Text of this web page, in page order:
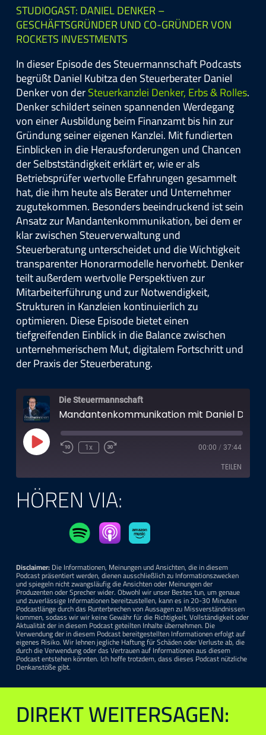
STUDIOGAST: DANIEL DENKER –
GESCHÄFTSGRÜNDER UND CO-GRÜNDER VON
ROCKETS INVESTMENTS
In dieser Episode des Steuermannschaft Podcasts
begrüßt Daniel Kubitza den Steuerberater Daniel
Denker von derSteuerkanzlei Denker, Erbs & Rolles.
Denker schildert seinen spannenden Werdegang
von einer Ausbildung beim Finanzamt bis hin zur
Gründung seiner eigenen Kanzlei. Mit fundierten
Einblicken in die Herausforderungen und Chancen
der Selbstständigkeit erklärt er, wie er als
Betriebsprüfer wertvolle Erfahrungen gesammelt
hat, die ihm heute als Berater und Unternehmer
zugutekommen. Besonders beeindruckend ist sein
Ansatz zur Mandantenkommunikation, bei dem er
klar zwischen Steuerverwaltung und
Steuerberatung unterscheidet und die Wichtigkeit
transparenter Honorarmodelle hervorhebt. Denker
teilt außerdem wertvolle Perspektiven zur
Mitarbeiterführung und zur Notwendigkeit,
Strukturen in Kanzleien kontinuierlich zu
optimieren. Diese Episode bietet einen
tiefgreifenden Einblick in die Balance zwischen
unternehmerischem Mut, digitalem Fortschritt und
der Praxis der Steuerberatung.
Die Steuermann­schaft
Play
Episode
1x 00:00 / 37:44
TEILEN
TEILEN
HÖREN VIA:
Disclaimer:Die Informationen, Meinungen und Ansichten, die in diesem
Podcast präsentiert werden, dienen ausschließlich zu Informationszwecken
und spiegeln nicht zwangsläufig die Ansichten oder Meinungen der
Produzenten oder Sprecher wider. Obwohl wir unser Bestes tun, um genaue
und zuverlässige Informationen bereitzustellen, kann es in 20-30 Minuten
Podcastlänge durch das Runterbrechen von Aussagen zu Missverständnissen
kommen, sodass wir wir keine Gewähr für die Richtigkeit, Vollständigkeit oder
Aktualität der in diesem Podcast geteilten Inhalte übernehmen. Die
Verwendung der in diesem Podcast bereitgestellten Informationen erfolgt auf
eigenes Risiko. Wir lehnen jegliche Haftung für Schäden oder Verluste ab, die
durch die Verwendung oder das Vertrauen auf Informationen aus diesem
Podcast entstehen könnten. Ich hoffe trotzdem, dass dieses Podcast nützliche
Denkanstöße gibt.
DIREKT WEITERSAGEN: